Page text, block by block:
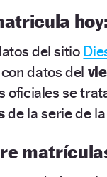
del sitio
datos del
oficiales se
de la serie de la